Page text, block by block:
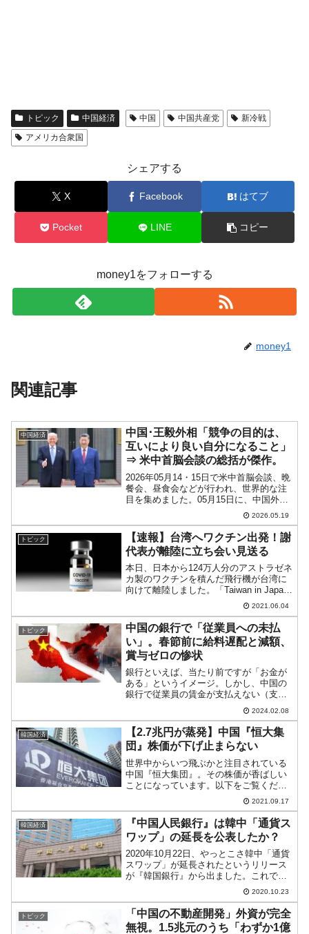
トピック 中国経済 中国 中国共産党
新冷戦
アメリカ合衆国
シェアする
X Facebook はてブ
Pocket LINE コピー
money1をフォローする
money1
関連記事
中国経済
中国･王毅外相「競争の目的は、
互いにより良い自分になること」
⇒ 米中首脳会談の総括が傑作。
2026年05月14・15日で米中首脳会談、晩
餐会、昼食会などが行われ、世界的な注
目を集めました。05月15日に、中国外交
部が「王毅がメディアに対し、米中首脳
会談の状況と共通認識を紹介」というプ
レスリリースを出しています。外交部の
部長（外務...
2026.05.19
トピック
【速報】台湾へワクチン出発！謝
代表が離陸に立ち会い見送る
本日、日本から124万人分のアストラゼネ
カ製のワクチンを積んだ飛行機が台湾に
向けて離陸しました。「Taiwan in Japan
台北駐日経済文化代表処」の謝長廷駐日
代表は、ワクチンの積み込み、飛行機の
離陸に立ち会われ、Facebookのペ...
2021.06.04
トピック
中国の銀行で「従業員への未払
い」。春節前に給料遅配と減額、
賞与ゼロの惨状
銀行といえば、当たり前ですが「お金が
ある」というイメージ。しかし、中国の
銀行で従業員の賃金が支払えない（支払
わない）という事態になっている――と
いう情報が流れ、微博（Weibo）上で炎
上しています。2024年02月06日、「广州
银行欠薪」「...
2024.02.08
韓国経済
【2.7兆円が蒸発】中国『恒大集
団』株価が下げ止まらない
世界中からいつ飛ぶかと注目されている
中国『恒大集団』。その株価が香ばしい
ことになっています。以下をご覧くださ
い（チャートは『Investing.com』より引
用：日足）。見事に「なんだこりゃ」と
いう右肩下がりのチャートになってお
り、全然下げ...
2021.09.17
韓国経済
『中国人民銀行』は韓中「通貨ス
ワップ」の延長を公表したか？
2020年10月22日、やっとこさ韓中「通貨
スワップ」が延長されたというリリース
が『韓国銀行』から出ました。これで
2017年には延長契約がなされたことが確
認できたわけです。しかし、一方の当事
者である『中国人民銀行』はこの契約延
長についてリリ...
2020.10.23
トピック
「中国の不動産開発」外資が完全
無視。1.5兆元のうち「わずか1億